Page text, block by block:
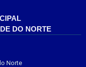
DO NORTE
Norte